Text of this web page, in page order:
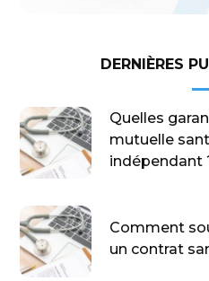
DERNIÈRES
Quelles
mutuelle
indépendant
Comment
un contrat